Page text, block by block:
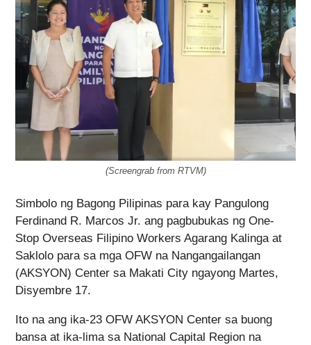
(Screengrab from RTVM)
Simbolo ng Bagong Pilipinas para kay Pangulong
Ferdinand R. Marcos Jr. ang pagbubukas ng One-
Stop Overseas Filipino Workers Agarang Kalinga at
Saklolo para sa mga OFW na Nangangailangan
(AKSYON) Center sa Makati City ngayong Martes,
Disyembre 17.
Ito na ang ika-23 OFW AKSYON Center sa buong
bansa at ika-lima sa National Capital Region na